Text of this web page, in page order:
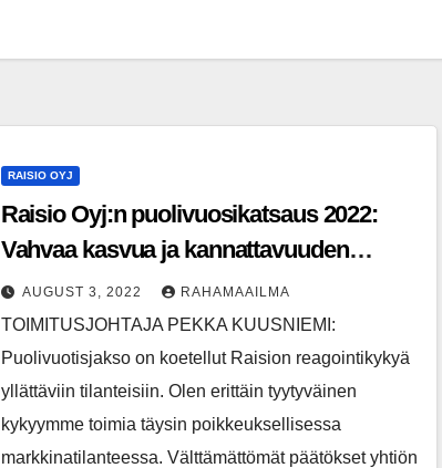
RAISIO OYJ
Raisio Oyj:n puolivuosikatsaus 2022:
Vahvaa kasvua ja kannattavuuden
parantumista vuoden toisella
neljänneksellä
AUGUST 3, 2022 RAHAMAAILMA
TOIMITUSJOHTAJA PEKKA KUUSNIEMI:
Puolivuotisjakso on koetellut Raision reagointikykyä
yllättäviin tilanteisiin. Olen erittäin tyytyväinen
kykyymme toimia täysin poikkeuksellisessa
markkinatilanteessa. Välttämättömät päätökset yhtiön